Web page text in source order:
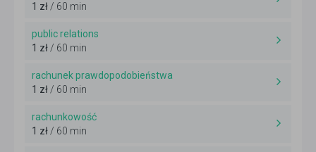
1 zł/ 60 min
public relations
1 zł/ 60 min
rachunek prawdopodobieństwa
1 zł/ 60 min
rachunkowość
1 zł/ 60 min